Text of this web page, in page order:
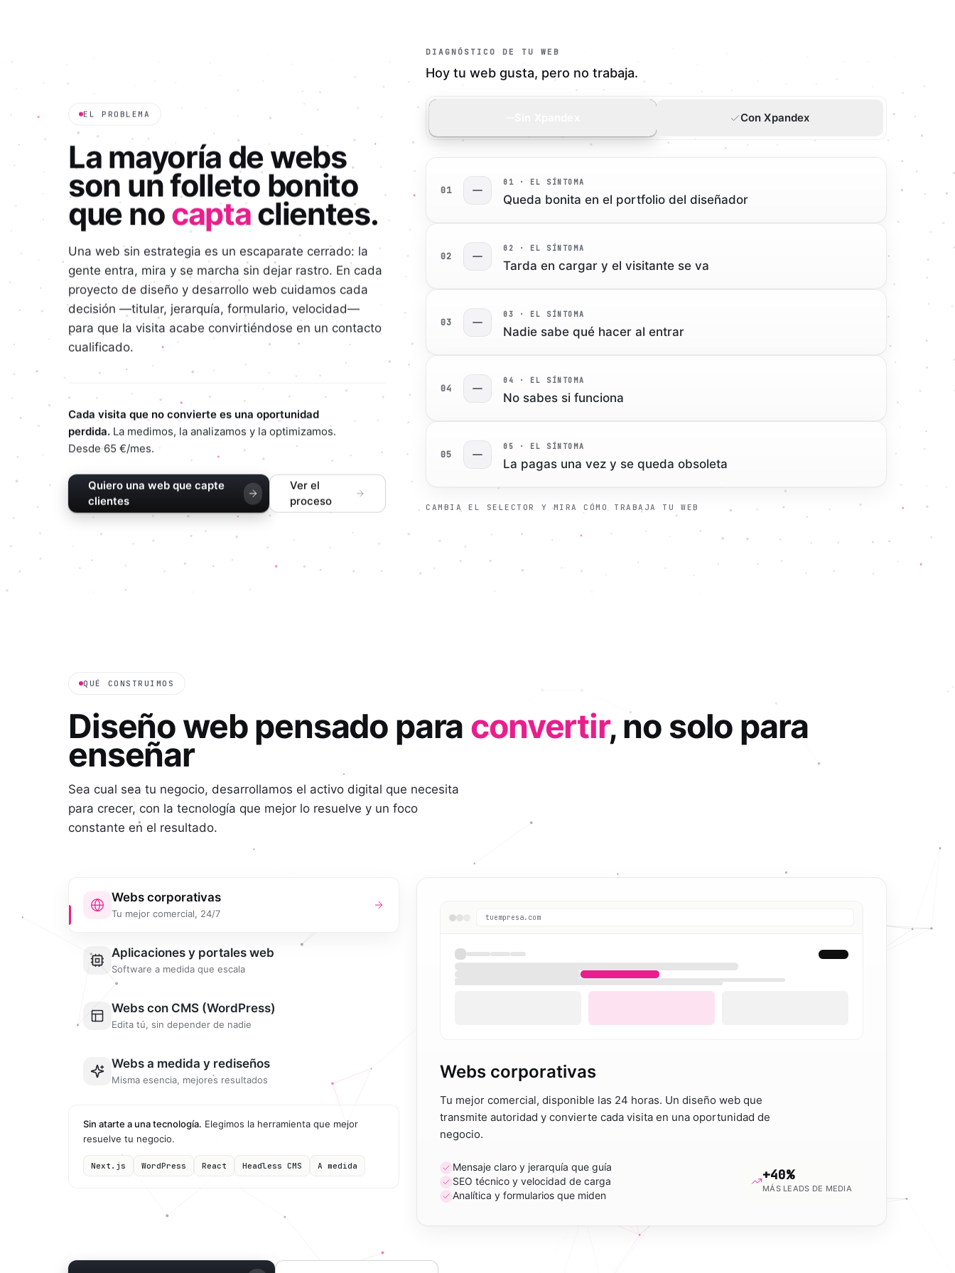
EL PROBLEMA
La mayoría de webs
son un folleto bonito
que nocaptaclientes.
Una web sin estrategia es un escaparate cerrado: la
gente entra, mira y se marcha sin dejar rastro. En cada
proyecto de diseño y desarrollo web cuidamos cada
decisión —titular, jerarquía, formulario, velocidad—
para que la visita acabe convirtiéndose en un contacto
cualificado.
Cada visita que no convierte es una oportunidad
perdida. La medimos, la analizamos y la optimizamos.
Desde 65 €/mes.
Quiero una web que capte
clientes
Ver el
proceso
DIAGNÓSTICO DE TU WEB
Hoy tu web gusta, pero no trabaja.
Con Xpandex
01
0 1 · EL SÍNTOMA
Queda bonita en el portfolio del diseñador
02
0 2 · EL SÍNTOMA
Tarda en cargar y el visitante se va
03
03 · EL SÍNTOMA
Nadie sabe qué hacer al entrar
04
0 4 · EL SÍNTOMA
No sabes si funciona
05
0 5 · EL SÍNTOMA
La pagas una vez y se queda obsoleta
CAMBIA EL SELECTOR Y MIRA CÓMO TRABAJA TU WEB
QUÉ CONSTRUIMOS
Diseño web pensado para convertir, no solo para
enseñar
Sea cual sea tu negocio, desarrollamos el activo digital que necesita
para crecer, con la tecnología que mejor lo resuelve y un foco
constante en el resultado.
Webs corporativas
Tu mejor comercial, 24/7
Aplicaciones y portales web
Software a medida que escala
Webs con CMS (WordPress)
Edita tú, sin depender de nadie
Webs a medida y rediseños
Misma esencia, mejores resultados
Sin atarte a una tecnología. Elegimos la herramienta que mejor
resuelve tu negocio.
Next.js WordPress React Headless CMS A medida
tuempresa.com
Webs corporativas
Tu mejor comercial, disponible las 24 horas. Un diseño web que
transmite autoridad y convierte cada visita en una oportunidad de
negocio.
Mensaje claro y jerarquía que guía
SEO técnico y velocidad de carga
Analítica y formularios que miden
+40%
MÁS LEADS DE MEDIA